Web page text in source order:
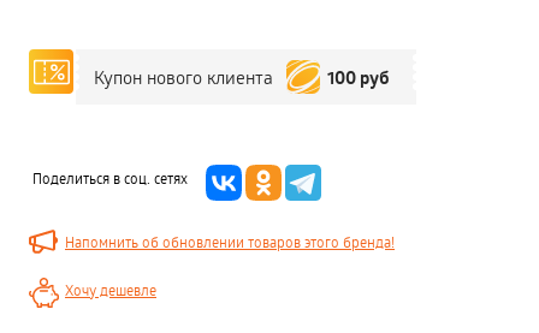
Купон нового клиента 100 руб
Поделиться в соц. сетях
Напомнить об обновлении товаров этого бренда!
Хочу дешевле